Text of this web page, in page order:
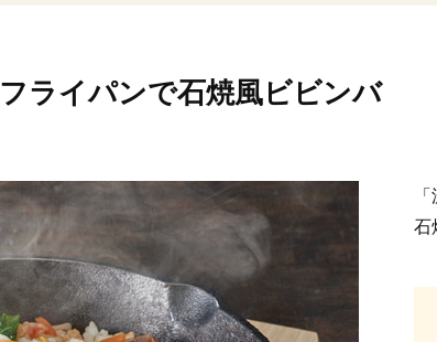
フライパンで石焼風ビビンバ
石